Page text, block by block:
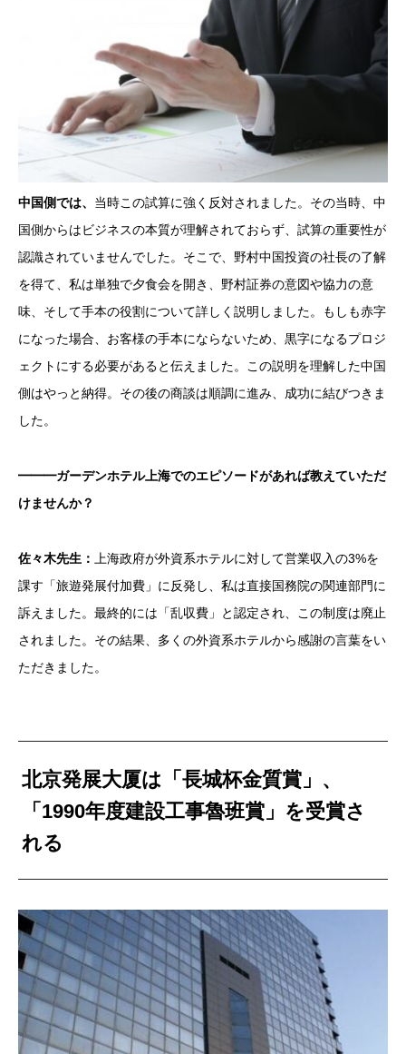
中国側では、 当時この試算に強く反対されました。その当時、中
国側からはビジネスの本質が理解されておらず、試算の重要性が
認識されていませんでした。そこで、野村中国投資の社長の了解
を得て、私は単独で夕食会を開き、野村証券の意図や協力の意
味、そして手本の役割について詳しく説明しました。もしも赤字
になった場合、お客様の手本にならないため、黒字になるプロジ
ェクトにする必要があると伝えました。この説明を理解した中国
側はやっと納得。その後の商談は順調に進み、成功に結びつきま
した。
━━━ガーデンホテル上海でのエピソードがあれば教えていただ
けませんか？
佐々木先生：
上海政府が外資系ホテルに対して営業収入の3%を
課す「旅遊発展付加費」に反発し、私は直接国務院の関連部門に
訴えました。最終的には「乱収費」と認定され、この制度は廃止
されました。その結果、多くの外資系ホテルから感謝の言葉をい
ただきました。
北京発展大厦は「長城杯金質賞」、
「1990年度建設工事魯班賞」を受賞さ
れる